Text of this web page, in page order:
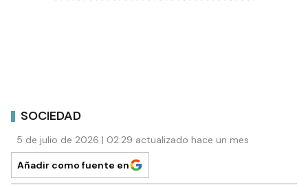
SOCIEDAD
5 de julio de 2026 | 02:29 actualizado hace un mes
Añadir como fuente en